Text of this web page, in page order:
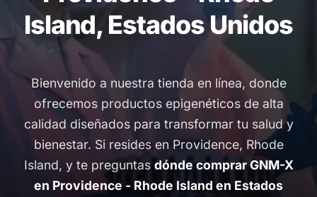
Island, Estados Unidos
Bienvenido a nuestra tienda en línea, donde
ofrecemos productos epigenéticos de alta
calidad diseñados para transformar tu salud y
bienestar. Si resides en Providence, Rhode
Island, y te preguntas dónde comprar GNM-X
en Providence - Rhode Island en Estados